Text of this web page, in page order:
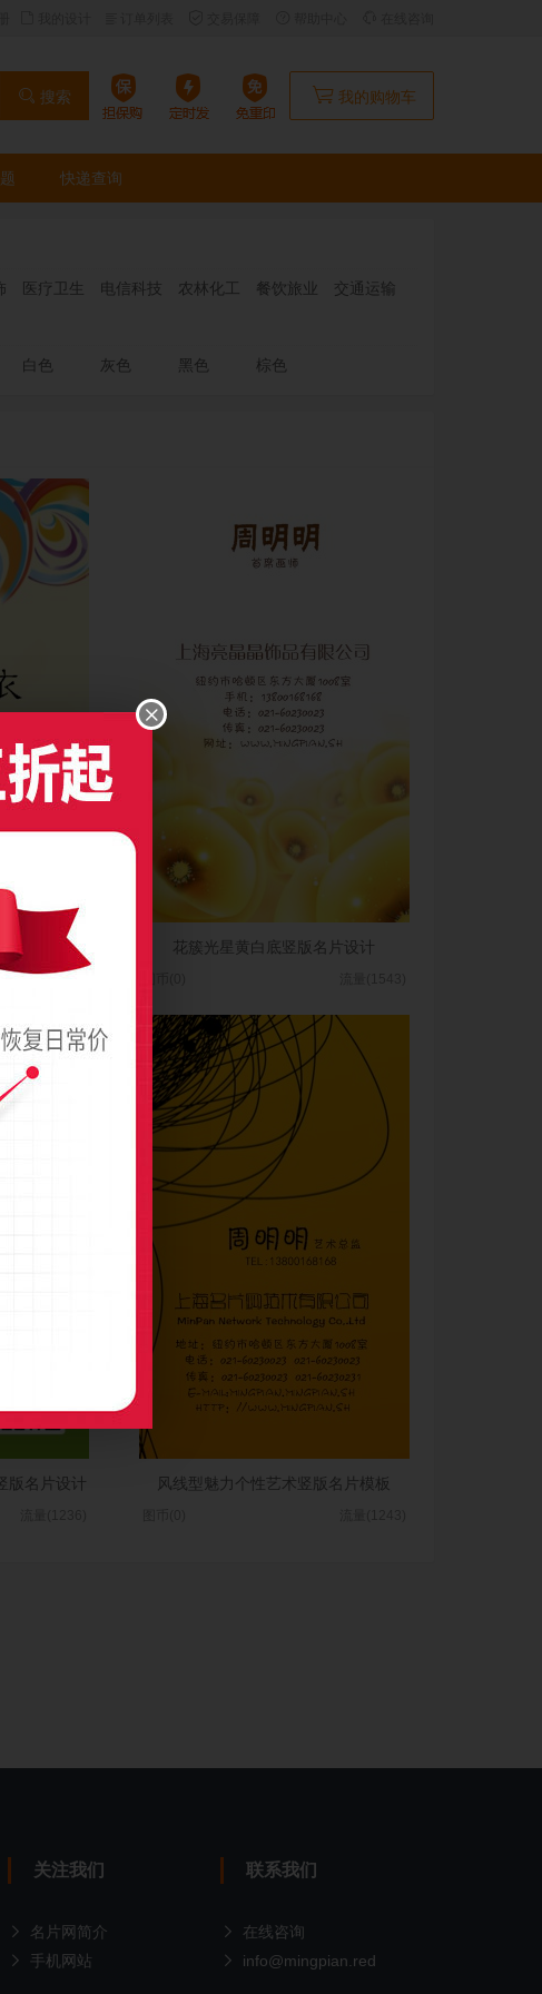
搜索 我的购物车
快递查询
医疗卫生 电信科技 农林化工 餐饮旅业 交通运输
白色 灰色 黑色 棕色
版名片模板
流量(1386)
版名片设计
花簇光星黄白底竖版名片设计
风线型魅力个性艺术竖版名片模板
关注我们
名片网简介
手机网站
联系我们
在线咨询
info@mingpian.red